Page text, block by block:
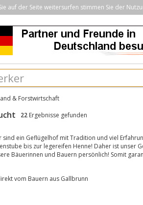
auf der Seite weitersurfen stimmen Sie der
& Forstwirtschaft
22 Ergebnisse gefunden
ein Geflügelhof mit Tradition und viel
bis zur legereifen Henne! Daher ist unser
Bäuerinnen und Bauern persönlich! Somit
vom Bauern aus Gallbrunn